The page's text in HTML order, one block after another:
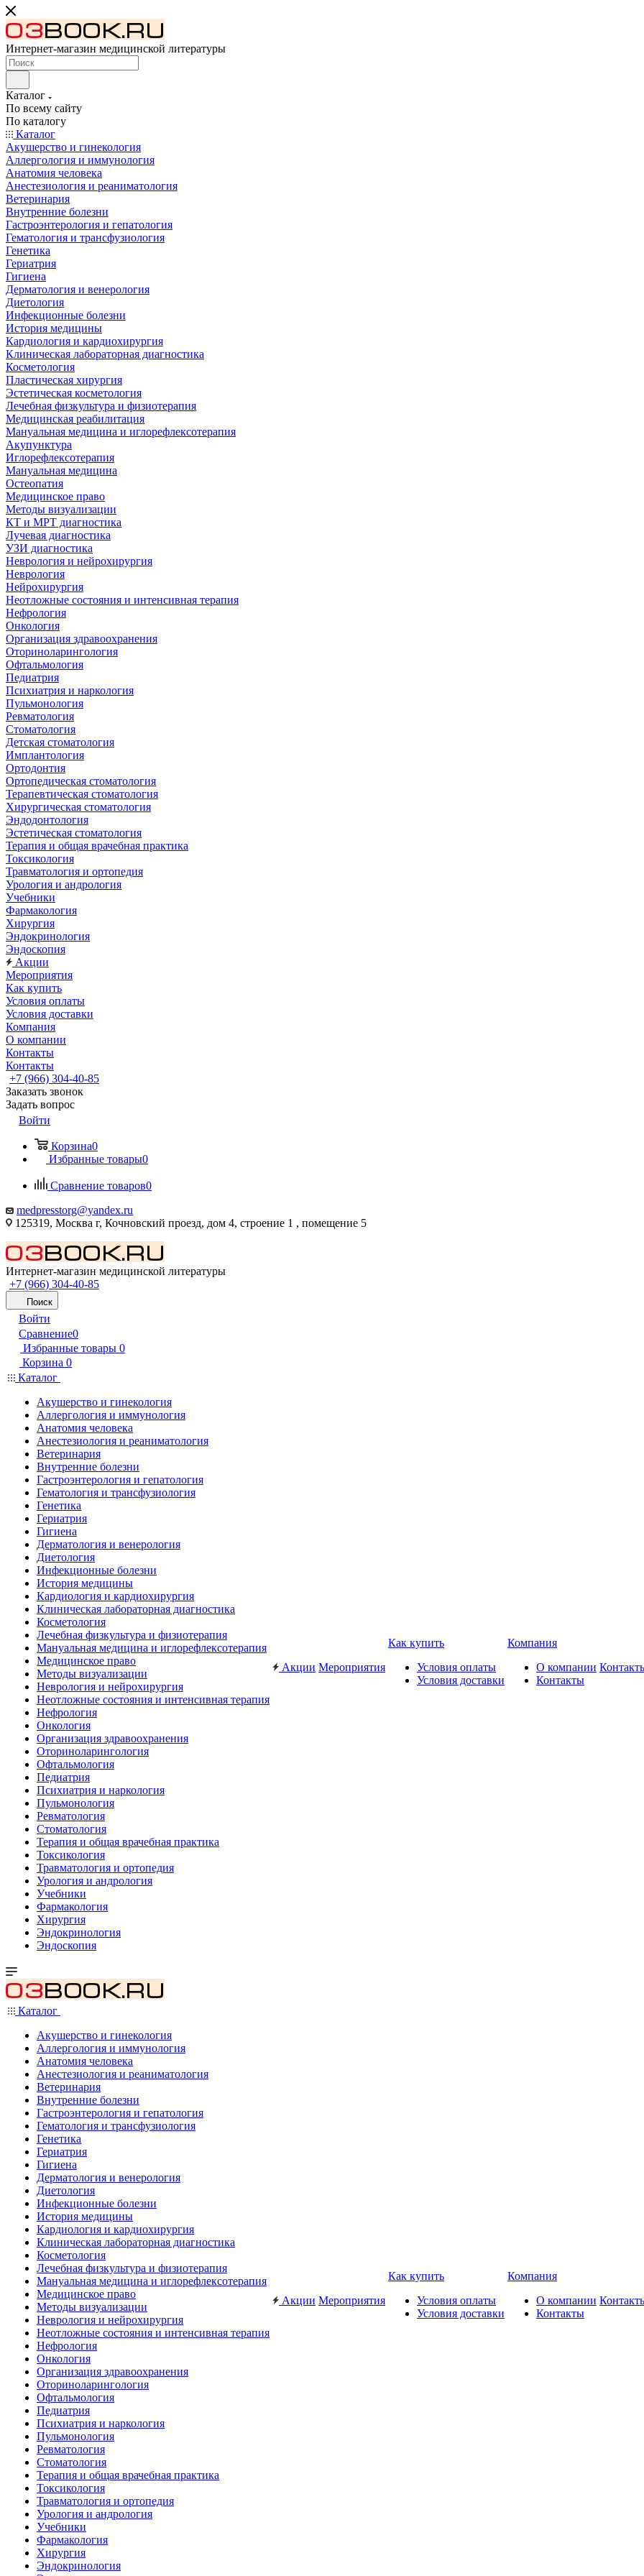
Интернет-магазин медицинской литературы
Каталог
По всему сайту
По каталогу
Каталог
Акушерство и гинекология
Аллергология и иммунология
Анатомия человека
Анестезиология и реаниматология
Ветеринария
Внутренние болезни
Гастроэнтерология и гепатология
Гематология и трансфузиология
Генетика
Гериатрия
Гигиена
Дерматология и венерология
Диетология
Инфекционные болезни
История медицины
Кардиология и кардиохирургия
Клиническая лабораторная диагностика
Косметология
Пластическая хирургия
Эстетическая косметология
Лечебная физкультура и физиотерапия
Медицинская реабилитация
Мануальная медицина и иглорефлексотерапия
Акупунктура
Иглорефлексотерапия
Мануальная медицина
Остеопатия
Медицинское право
Методы визуализации
КТ и МРТ диагностика
Лучевая диагностика
УЗИ диагностика
Неврология и нейрохирургия
Неврология
Нейрохирургия
Неотложные состояния и интенсивная терапия
Нефрология
Онкология
Организация здравоохранения
Оториноларингология
Офтальмология
Педиатрия
Психиатрия и наркология
Пульмонология
Ревматология
Стоматология
Детская стоматология
Имплантология
Ортодонтия
Ортопедическая стоматология
Терапевтическая стоматология
Хирургическая стоматология
Эндодонтология
Эстетическая стоматология
Терапия и общая врачебная практика
Токсикология
Травматология и ортопедия
Урология и андрология
Учебники
Фармакология
Хирургия
Эндокринология
Эндоскопия
Акции
Мероприятия
Как купить
Условия оплаты
Условия доставки
Компания
О компании
Контакты
Контакты
+7 (966) 304-40-85
Заказать звонок
Задать вопрос
Войти
Корзина0
Избранные товары0
Сравнение товаров0
medpresstorg@yandex.ru
125319, Москва г, Кочновский проезд, дом 4, строение 1 , помещение 5
Интернет-магазин медицинской литературы
+7 (966) 304-40-85
Поиск
Войти
Сравнение0
Избранные товары 0
Корзина 0
Каталог
Акушерство и гинекология
Аллергология и иммунология
Анатомия человека
Анестезиология и реаниматология
Ветеринария
Внутренние болезни
Гастроэнтерология и гепатология
Гематология и трансфузиология
Генетика
Гериатрия
Гигиена
Дерматология и венерология
Диетология
Инфекционные болезни
История медицины
Кардиология и кардиохирургия
Клиническая лабораторная диагностика
Косметология
Лечебная физкультура и физиотерапия
Мануальная медицина и иглорефлексотерапия
Медицинское право
Методы визуализации
Неврология и нейрохирургия
Неотложные состояния и интенсивная терапия
Нефрология
Онкология
Организация здравоохранения
Оториноларингология
Офтальмология
Педиатрия
Психиатрия и наркология
Пульмонология
Ревматология
Стоматология
Терапия и общая врачебная практика
Токсикология
Травматология и ортопедия
Урология и андрология
Учебники
Фармакология
Хирургия
Эндокринология
Эндоскопия
Акции Мероприятия
Как купить
Условия оплаты
Условия доставки
Компания
О компании
Контакты
Каталог
Акушерство и гинекология
Аллергология и иммунология
Анатомия человека
Анестезиология и реаниматология
Ветеринария
Внутренние болезни
Гастроэнтерология и гепатология
Гематология и трансфузиология
Генетика
Гериатрия
Гигиена
Дерматология и венерология
Диетология
Инфекционные болезни
История медицины
Кардиология и кардиохирургия
Клиническая лабораторная диагностика
Косметология
Лечебная физкультура и физиотерапия
Мануальная медицина и иглорефлексотерапия
Медицинское право
Методы визуализации
Неврология и нейрохирургия
Неотложные состояния и интенсивная терапия
Нефрология
Онкология
Организация здравоохранения
Оториноларингология
Офтальмология
Педиатрия
Психиатрия и наркология
Пульмонология
Ревматология
Стоматология
Терапия и общая врачебная практика
Токсикология
Травматология и ортопедия
Урология и андрология
Учебники
Фармакология
Хирургия
Эндокринология
Акции Мероприятия
Как купить
Условия оплаты
Условия доставки
Компания
О компании
Контакты